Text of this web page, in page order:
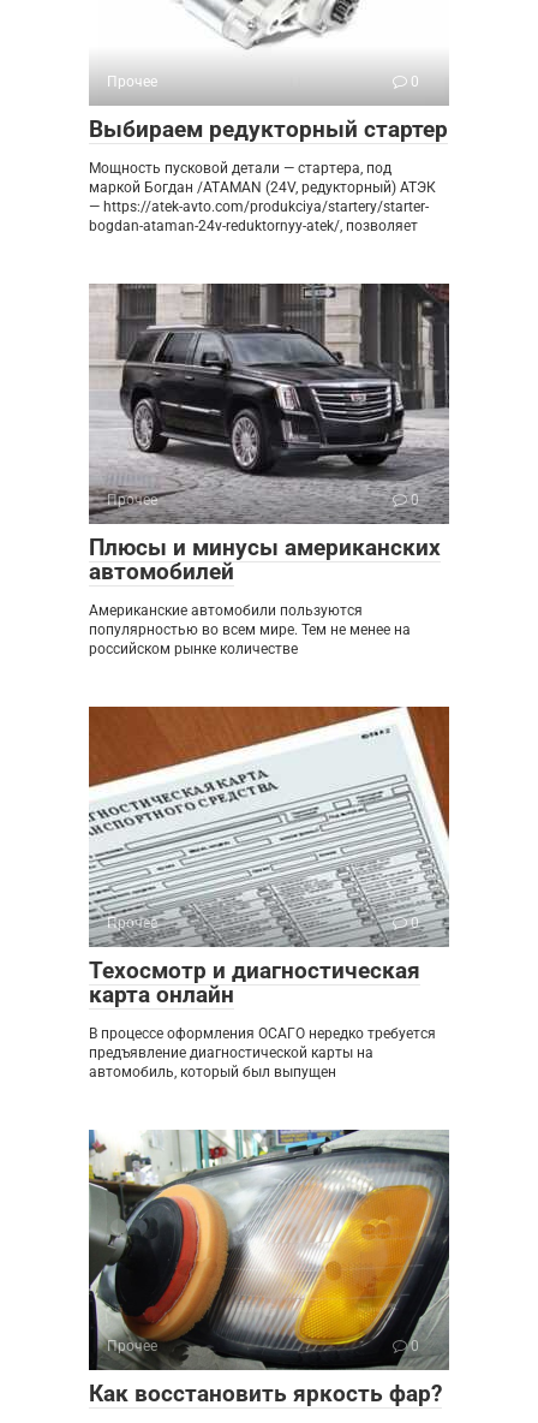
Прочее 0
Выбираем редукторный стартер
Мощность пусковой детали — стартера, под
маркой Богдан /ATAMAN (24V, редукторный) АТЭК
— https://atek-avto.com/produkciya/startery/starter-
bogdan-ataman-24v-reduktornyy-atek/, позволяет
Прочее 0
Плюсы и минусы американских
автомобилей
Американские автомобили пользуются
популярностью во всем мире. Тем не менее на
российском рынке количестве
Прочее 0
Техосмотр и диагностическая
карта онлайн
В процессе оформления ОСАГО нередко требуется
предъявление диагностической карты на
автомобиль, который был выпущен
Прочее 0
Как восстановить яркость фар?